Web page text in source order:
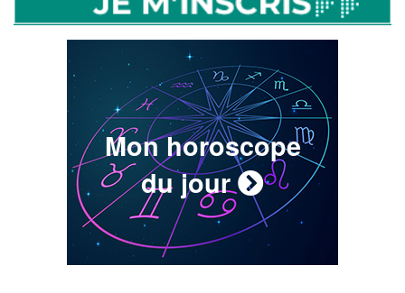
Mon horoscope
du jour